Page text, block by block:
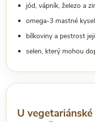
jód, vápník, železo a
omega-3 mastné
bílkoviny a pestrost
selen, který mohou
U